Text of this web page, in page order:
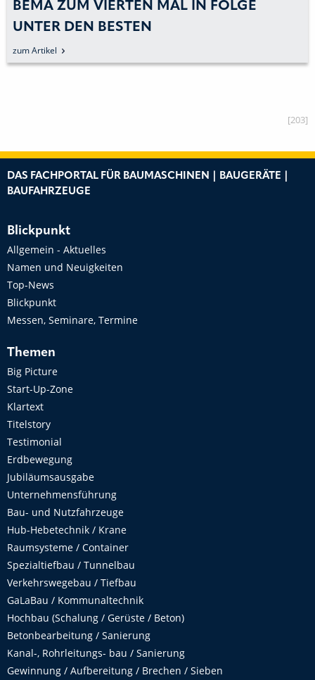
BEMA ZUM VIERTEN MAL IN FOLGE
UNTER DEN BESTEN
zum Artikel
[203]
DAS FACHPORTAL FÜR BAUMASCHINEN | BAUGERÄTE |
BAUFAHRZEUGE
Blickpunkt
Allgemein - Aktuelles
Namen und Neuigkeiten
Top-News
Blickpunkt
Messen, Seminare, Termine
Themen
Big Picture
Start-Up-Zone
Klartext
Titelstory
Testimonial
Erdbewegung
Jubiläumsausgabe
Unternehmensführung
Bau- und Nutzfahrzeuge
Hub-Hebetechnik / Krane
Raumsysteme / Container
Spezialtiefbau / Tunnelbau
Verkehrswegebau / Tiefbau
GaLaBau / Kommunaltechnik
Hochbau (Schalung / Gerüste / Beton)
Betonbearbeitung / Sanierung
Kanal-, Rohrleitungs- bau / Sanierung
Gewinnung / Aufbereitung / Brechen / Sieben